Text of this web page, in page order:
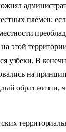
племен:
на этой
узбеки. В
на
образ жизни,